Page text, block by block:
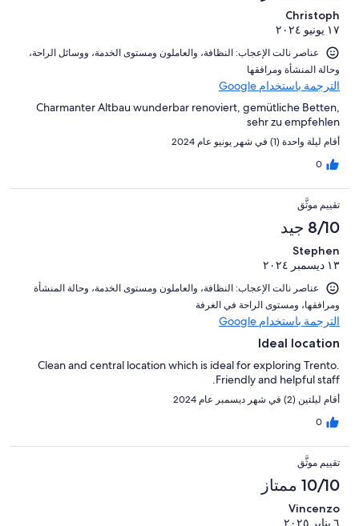
Christoph
١٧ يونيو ٢٠٢٤
عناصر نالت الإعجاب: ⁦النظافة⁩، و⁦العاملون ومستوى الخدمة⁩، و⁦وسائل الراحة⁩،
و⁦حالة المنشأة ومرافقها⁩
الترجمة باستخدام Google
Charmanter Altbau wunderbar renoviert, gemütliche Betten,
sehr zu empfehlen
أقام ليلة واحدة (1) في شهر يونيو عام 2024
0
تقييم موثَّق
8/10 جيد
Stephen
١٣ ديسمبر ٢٠٢٤
عناصر نالت الإعجاب: ⁦النظافة⁩، و⁦العاملون ومستوى الخدمة⁩، و⁦حالة المنشأة
ومرافقها⁩، و⁦مستوى الراحة في الغرفة⁩
الترجمة باستخدام Google
Ideal location
Clean and central location which is ideal for exploring Trento.
Friendly and helpful staff.
أقام ليلتين (2) في شهر ديسمبر عام 2024
0
تقييم موثَّق
10/10 ممتاز
Vincenzo